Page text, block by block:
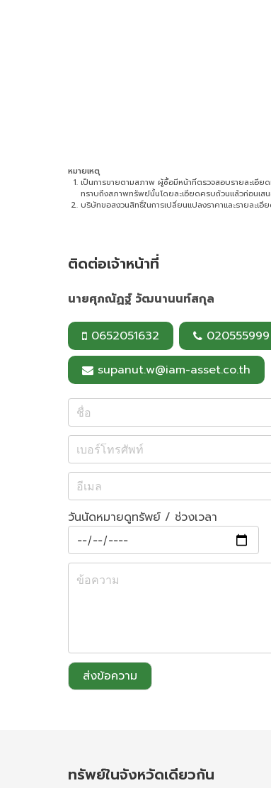
หมายเหตุ
เป็นการขายตามสภาพ ผู้ซื้อมีหน้าที่ตรวจสอบรายละเอี
ทราบถึงสภาพทรัพย์นั้นโดยละเอียดครบถ้วนแล้วก่อนเส
บริษัทขอสงวนสิทธิ์ในการเปลี่ยนแปลงราคาและรายละเ
ติดต่อเจ้าหน้าที่
นายศุภณัฏฐ์ วัฒนานนท์สกุล
0652051632
supanut.w@iam-asset.co.th
วันนัดหมายดูทรัพย์ / ช่วงเวลา
ส่งข้อความ
ทรัพย์ในจังหวัดเดียวกัน